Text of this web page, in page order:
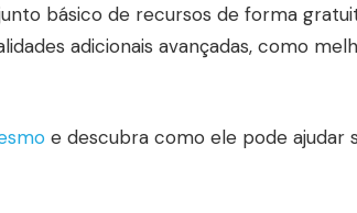
básico de recursos de forma
adicionais avançadas, como
e descubra como ele pode ajudar